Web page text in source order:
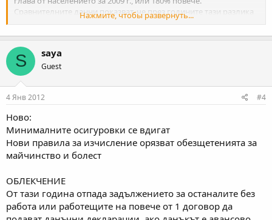
Сравнителните данни показват, че през годините тази разлика
се е задълбочила чувствително. През 2000 г. например БВП на
човек в Северозападния регион е възлизал на 90% от този за
страната, а разликата спрямо най-богатия район е едва 47%.
Сходна е картината и в Северния централен район, в който БВП
на глава от населението за 2009 г. е 5942 лв. В този район
попадат Велико Търново, Габрово, Русе, Разград, Силистра
Нажмите, чтобы развернуть...
S saya
Guest
4 Янв 2012 #4
Ново:
Минималните осигуровки се вдигат
Нови правила за изчисление орязват обезщетенията за
майчинство и болест
ОБЛЕКЧЕНИЕ
От тази година отпада задължението за останалите без
работа или работещите на повече от 1 договор да